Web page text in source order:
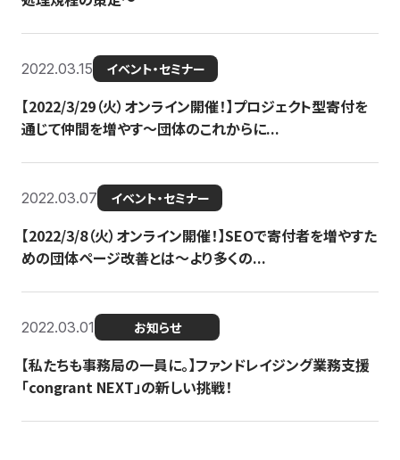
2022.03.15 イベント・セミナー
【2022/3/29（火）オンライン開催！】プロジェクト型寄付を
通じて仲間を増やす～団体のこれからに...
2022.03.07 イベント・セミナー
【2022/3/8（火）オンライン開催！】SEOで寄付者を増やすた
めの団体ページ改善とは～より多くの...
2022.03.01 お知らせ
【私たちも事務局の一員に。】ファンドレイジング業務支援
「congrant NEXT」の新しい挑戦！